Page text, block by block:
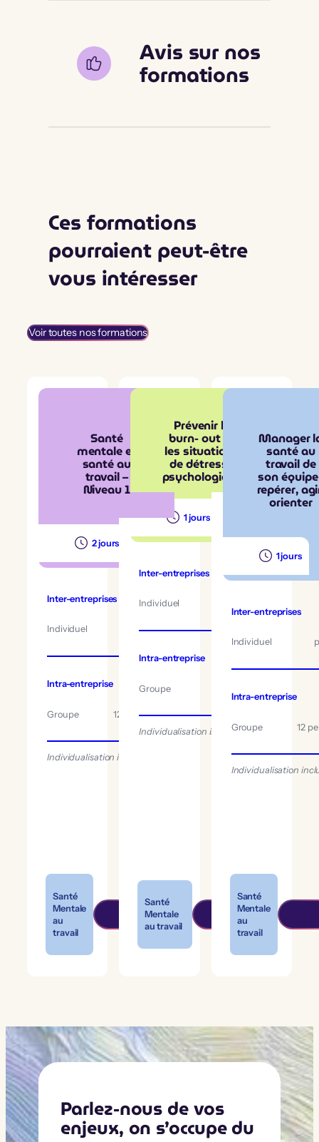
Avis sur nos
formations
Ces formations
pourraient peut-être
vous intéresser
Voir toutes nos formations
Santé
mentale et
santé au
travail –
Niveau 1
2 jours
Inter-entreprises
Individuel
700 €
par pers.
Intra-entreprise
Groupe
3400 €
12 pers. max.
Individualisation incluse
Santé
Mentale
au
travail
Prévenir le
burn‑out et
les situations
de détresse
psychologique
1 jours
Inter-entreprises
Individuel
350 €
Intra-entreprise
Groupe
Individualisation incluse
Santé
Mentale
au travail
Manager
santé au
travail de
son
repérer,
orienter
1 jours
Inter-entreprises
Individuel
Intra-entreprise
Groupe 12
Individualisation
Santé
Mentale
au
travail
Parlez-nous de vos
enjeux, on s’occupe du